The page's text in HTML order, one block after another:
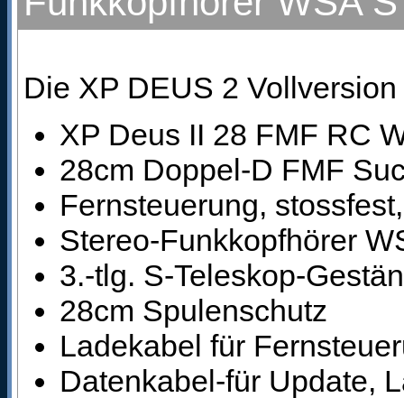
Die XP DEUS 2
XP Deus II 28 FMF RC
28cm Doppel-D FMF
Fernsteuerung,
Stereo-Funkkopfhörer
3.-tlg. S-Teleskop-
28cm Spulenschutz
Ladekabel für
Datenkabel-für Update,